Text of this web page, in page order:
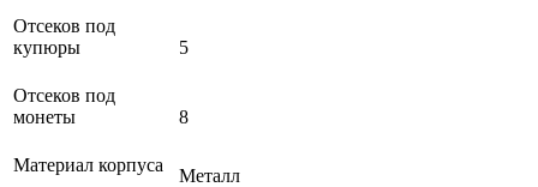
Отсеков под
купюры
5
Отсеков под
монеты
8
Материал корпуса
Металл